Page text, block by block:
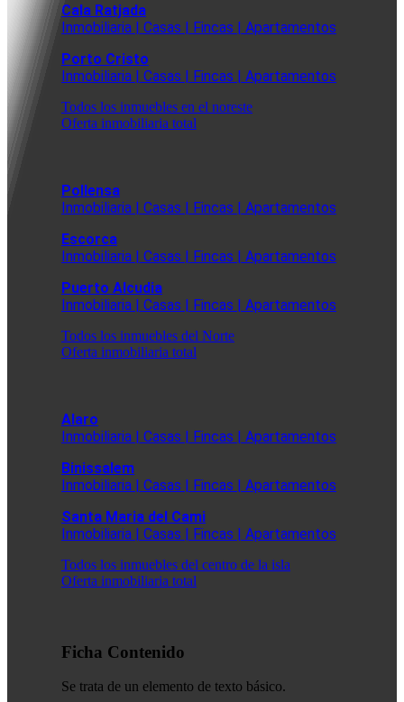
Cala Ratjada
Inmobiliaria | Casas | Fincas | Apartamentos
Porto Cristo
Inmobiliaria | Casas | Fincas | Apartamentos
Todos los inmuebles en el noreste
Oferta inmobiliaria total
Pollensa
Inmobiliaria | Casas | Fincas | Apartamentos
Escorca
Inmobiliaria | Casas | Fincas | Apartamentos
Puerto Alcudia
Inmobiliaria | Casas | Fincas | Apartamentos
Todos los inmuebles del Norte
Oferta inmobiliaria total
Alaro
Inmobiliaria | Casas | Fincas | Apartamentos
Binissalem
Inmobiliaria | Casas | Fincas | Apartamentos
Santa Maria del Cami
Inmobiliaria | Casas | Fincas | Apartamentos
Todos los inmuebles del centro de la isla
Oferta inmobiliaria total
Ficha Contenido
Se trata de un elemento de texto básico.